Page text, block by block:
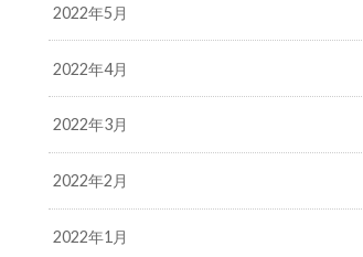
2022年5月
2022年4月
2022年3月
2022年2月
2022年1月